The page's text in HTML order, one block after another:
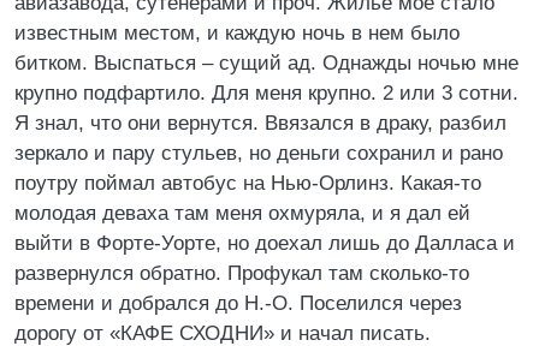
известным местом, и каждую ночь в нем было
битком. Выспаться – сущий ад. Однажды ночью мне
крупно подфартило. Для меня крупно. 2 или 3 сотни.
Я знал, что они вернутся. Ввязался в драку, разбил
зеркало и пару стульев, но деньги сохранил и рано
поутру поймал автобус на Нью-Орлинз. Какая-то
молодая деваха там меня охмуряла, и я дал ей
выйти в Форте-Уорте, но доехал лишь до Далласа и
развернулся обратно. Профукал там сколько-то
времени и добрался до Н.-О. Поселился через
дорогу от «КАФЕ СХОДНИ» и начал писать.